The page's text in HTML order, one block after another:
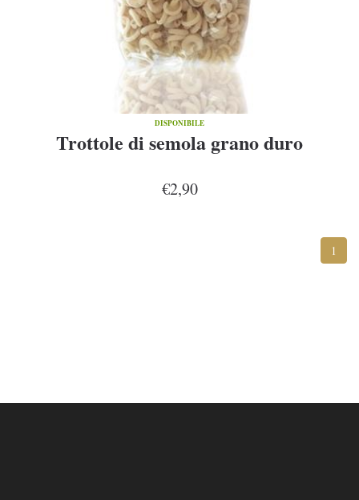
DISPONIBILE
Trottole di semola grano duro
€2,90
1